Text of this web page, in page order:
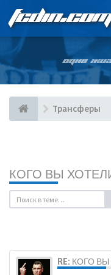
FCDIN.COM
ОДНА
Трансферы
КОГО ВЫ
RE: КОГО